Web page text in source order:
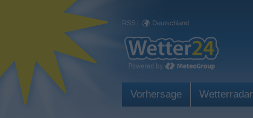
RSS | Deutschland
Vorhersage Wetterradar